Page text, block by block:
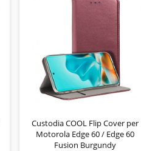
Custodia COOL Flip Cover per
Motorola Edge 60 / Edge 60
Fusion Burgundy